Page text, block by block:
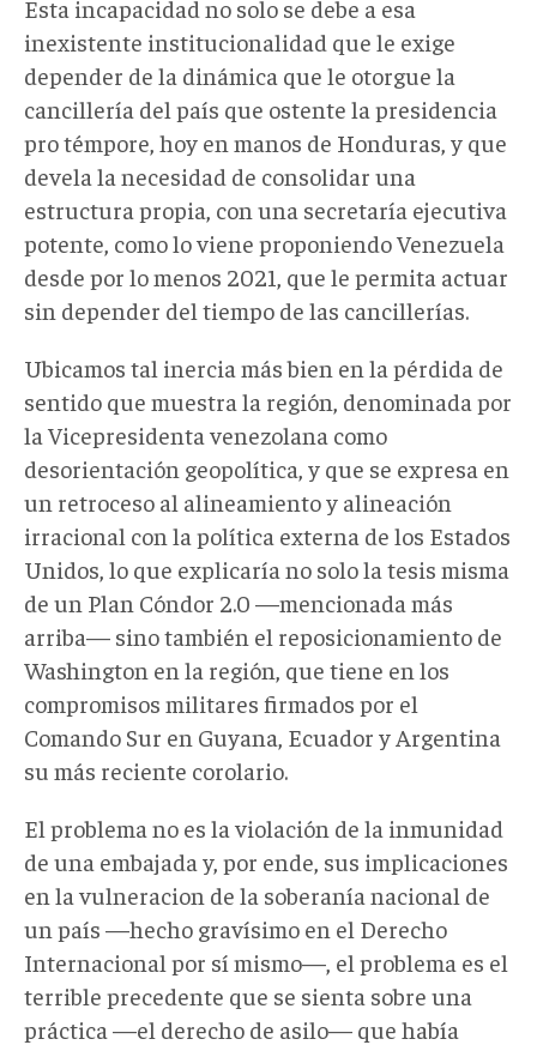
Esta incapacidad no solo se debe a esa
inexistente institucionalidad que le exige
depender de la dinámica que le otorgue la
cancillería del país que ostente la presidencia
pro témpore, hoy en manos de Honduras, y que
devela la necesidad de consolidar una
estructura propia, con una secretaría ejecutiva
potente, como lo viene proponiendo Venezuela
desde por lo menos 2021, que le permita actuar
sin depender del tiempo de las cancillerías.
Ubicamos tal inercia más bien en la pérdida de
sentido que muestra la región, denominada por
la Vicepresidenta venezolana como
desorientación geopolítica, y que se expresa en
un retroceso al alineamiento y alineación
irracional con la política externa de los Estados
Unidos, lo que explicaría no solo la tesis misma
de un Plan Cóndor 2.0 —mencionada más
arriba— sino también el reposicionamiento de
Washington en la región, que tiene en los
compromisos militares firmados por el
Comando Sur en Guyana, Ecuador y Argentina
su más reciente corolario.
El problema no es la violación de la inmunidad
de una embajada y, por ende, sus implicaciones
en la vulneracion de la soberanía nacional de
un país —hecho gravísimo en el Derecho
Internacional por sí mismo—, el problema es el
terrible precedente que se sienta sobre una
práctica —el derecho de asilo— que había